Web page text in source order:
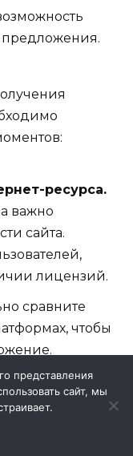
ресурса.
важно
сайта.
лицензий.
сравните
чтобы
Обратите
доставки и
регионам.
представления
сайт, мы